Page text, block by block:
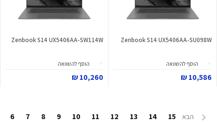
Zenbook S14 UX5406AA-SU098W
הוסף להשוואה
10,586 ₪
Zenbook S14 UX5406AA-SW114W
הוסף להשוואה
10,260 ₪
הבא 15
14
13
12
11
10
9
8
7
6